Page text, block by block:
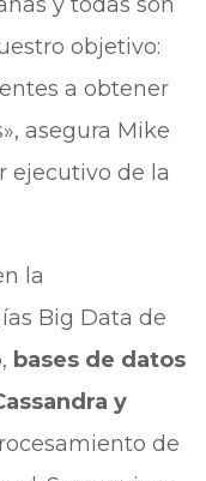
objetivo:
a obtener
asegura Mike
ejecutivo de la
la
Big Data de
bases de datos
y
de